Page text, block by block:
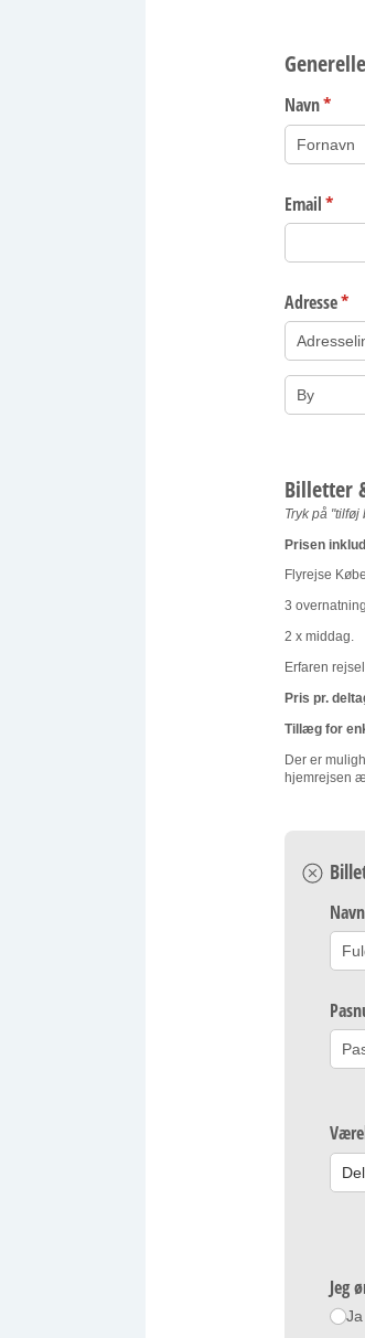
Navn*
Email*
Adresse*
Billetter
Tryk på
Prisen
Flyrejse
3
2 x middag.
Erfaren
Pris pr.
Tillæg for
Der er
hjemrejsen
Jeg
Ja